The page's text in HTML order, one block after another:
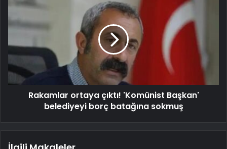
Rakamlar ortaya çıktı! 'Komünist Başkan'
belediyeyi borç batağına sokmuş